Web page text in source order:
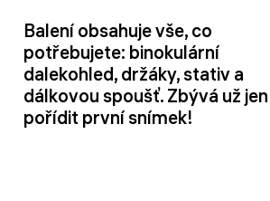
Balení obsahuje vše, co
potřebujete: binokulární
dalekohled, držáky, stativ a
dálkovou spoušť. Zbývá už jen
pořídit první snímek!